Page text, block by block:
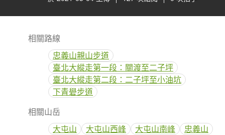
相關路線
忠義山親山步道
臺北大縱走第一段：關渡至二子坪
臺北大縱走第二段：二子坪至小油坑
下青礐步道
相關山岳
大屯山
大屯山西峰 大屯山南峰 忠義山